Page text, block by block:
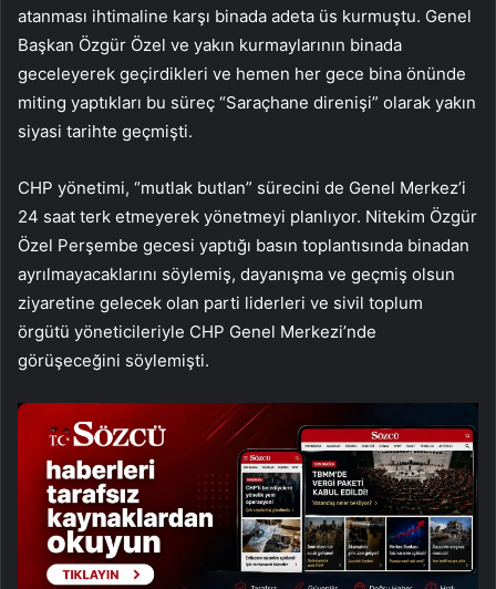
atanması ihtimaline karşı binada adeta üs kurmuştu. Genel
Başkan Özgür Özel ve yakın kurmaylarının binada
geceleyerek geçirdikleri ve hemen her gece bina önünde
miting yaptıkları bu süreç “Saraçhane direnişi” olarak yakın
siyasi tarihte geçmişti.
CHP yönetimi, “mutlak butlan” sürecini de Genel Merkez’i
24 saat terk etmeyerek yönetmeyi planlıyor. Nitekim Özgür
Özel Perşembe gecesi yaptığı basın toplantısında binadan
ayrılmayacaklarını söylemiş, dayanışma ve geçmiş olsun
ziyaretine gelecek olan parti liderleri ve sivil toplum
örgütü yöneticileriyle CHP Genel Merkezi’nde
görüşeceğini söylemişti.